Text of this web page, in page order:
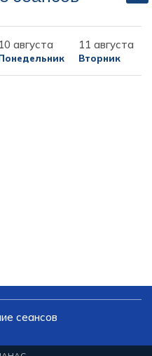
10 августа 11 августа
Вторник
сеансов